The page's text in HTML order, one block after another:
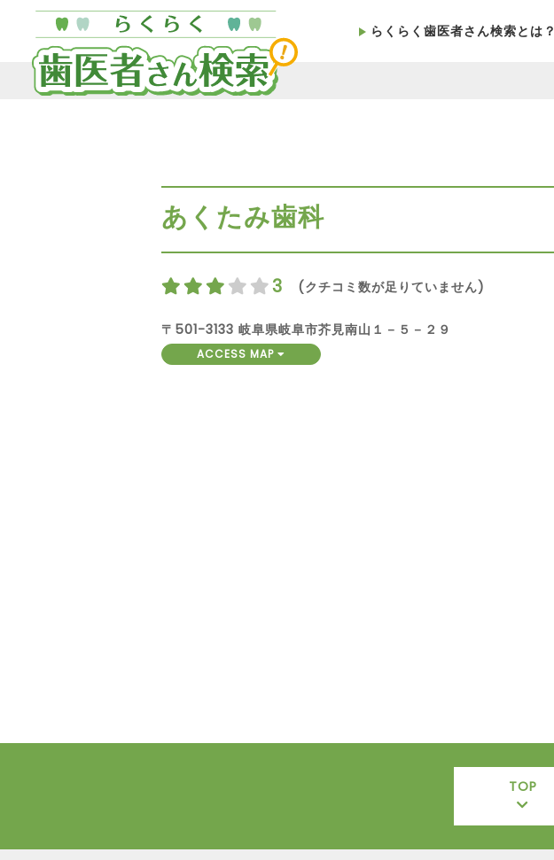
らくらく歯医者さん検索とは？
あくたみ歯科
3 (クチコミ数が足りていません)
〒501-3133 岐阜県岐阜市芥見南山１－５－２９
ACCESS MAP
TOP